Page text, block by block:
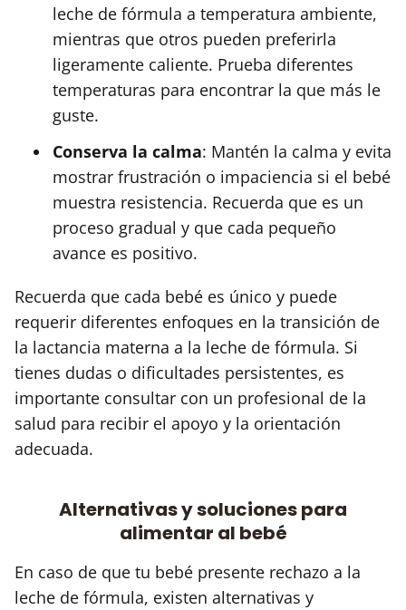
leche de fórmula a temperatura ambiente,
mientras que otros pueden preferirla
ligeramente caliente. Prueba diferentes
temperaturas para encontrar la que más le
guste.
Conserva la calma: Mantén la calma y evita
mostrar frustración o impaciencia si el bebé
muestra resistencia. Recuerda que es un
proceso gradual y que cada pequeño
avance es positivo.
Recuerda que cada bebé es único y puede
requerir diferentes enfoques en la transición de
la lactancia materna a la leche de fórmula. Si
tienes dudas o dificultades persistentes, es
importante consultar con un profesional de la
salud para recibir el apoyo y la orientación
adecuada.
Alternativas y soluciones para
alimentar al bebé
En caso de que tu bebé presente rechazo a la
leche de fórmula, existen alternativas y